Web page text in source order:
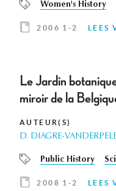
Women's History
2006 1-2 LEES
Le Jardin
miroir de la
AUTEUR(S)
D. DIAGRE-
Public History
2008 1-2 LEES